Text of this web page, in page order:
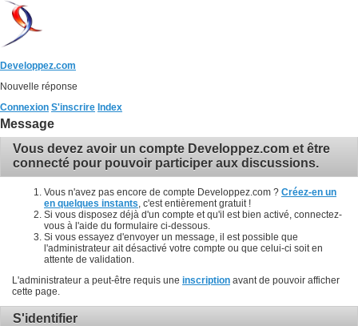
Developpez.com
Nouvelle réponse
Connexion S'inscrire Index
Message
Vous devez avoir un compte Developpez.com et être
connecté pour pouvoir participer aux discussions.
Vous n'avez pas encore de compte Developpez.com ? Créez-en un
en quelques instants , c'est entièrement gratuit !
Si vous disposez déjà d'un compte et qu'il est bien activé, connectez-
vous à l'aide du formulaire ci-dessous.
Si vous essayez d'envoyer un message, il est possible que
l'administrateur ait désactivé votre compte ou que celui-ci soit en
attente de validation.
L'administrateur a peut-être requis une inscription avant de pouvoir afficher
cette page.
S'identifier